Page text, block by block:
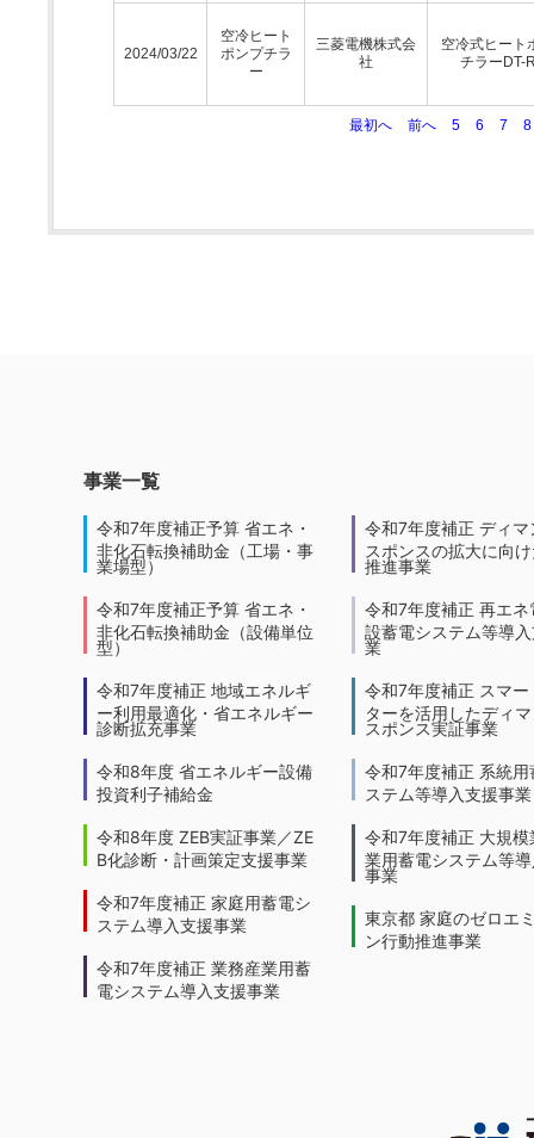
2024/03/22
空冷ヒート
ポンプチラ
ー
三菱電機株式会
社
空冷式ヒート
チラーDT-
最初へ 前へ 5 6 7 8
事業一覧
令和7年度補正予算 省エネ・
非化石転換補助金（工場・事
業場型）
令和7年度補正予算 省エネ・
非化石転換補助金（設備単位
型）
令和7年度補正 地域エネルギ
ー利用最適化・省エネルギー
診断拡充事業
令和8年度 省エネルギー設備
投資利子補給金
令和8年度 ZEB実証事業／ZE
B化診断・計画策定支援事業
令和7年度補正 家庭用蓄電シ
ステム導入支援事業
令和7年度補正 業務産業用蓄
電システム導入支援事業
令和7年度補正 ディマ
スポンスの拡大に向
推進事業
令和7年度補正 再エネ
設蓄電システム等導
業
令和7年度補正 スマー
ターを活用したディ
スポンス実証事業
令和7年度補正 系統用
ステム等導入支援事業
令和7年度補正 大規模
業用蓄電システム等
事業
東京都 家庭のゼロエ
ン行動推進事業